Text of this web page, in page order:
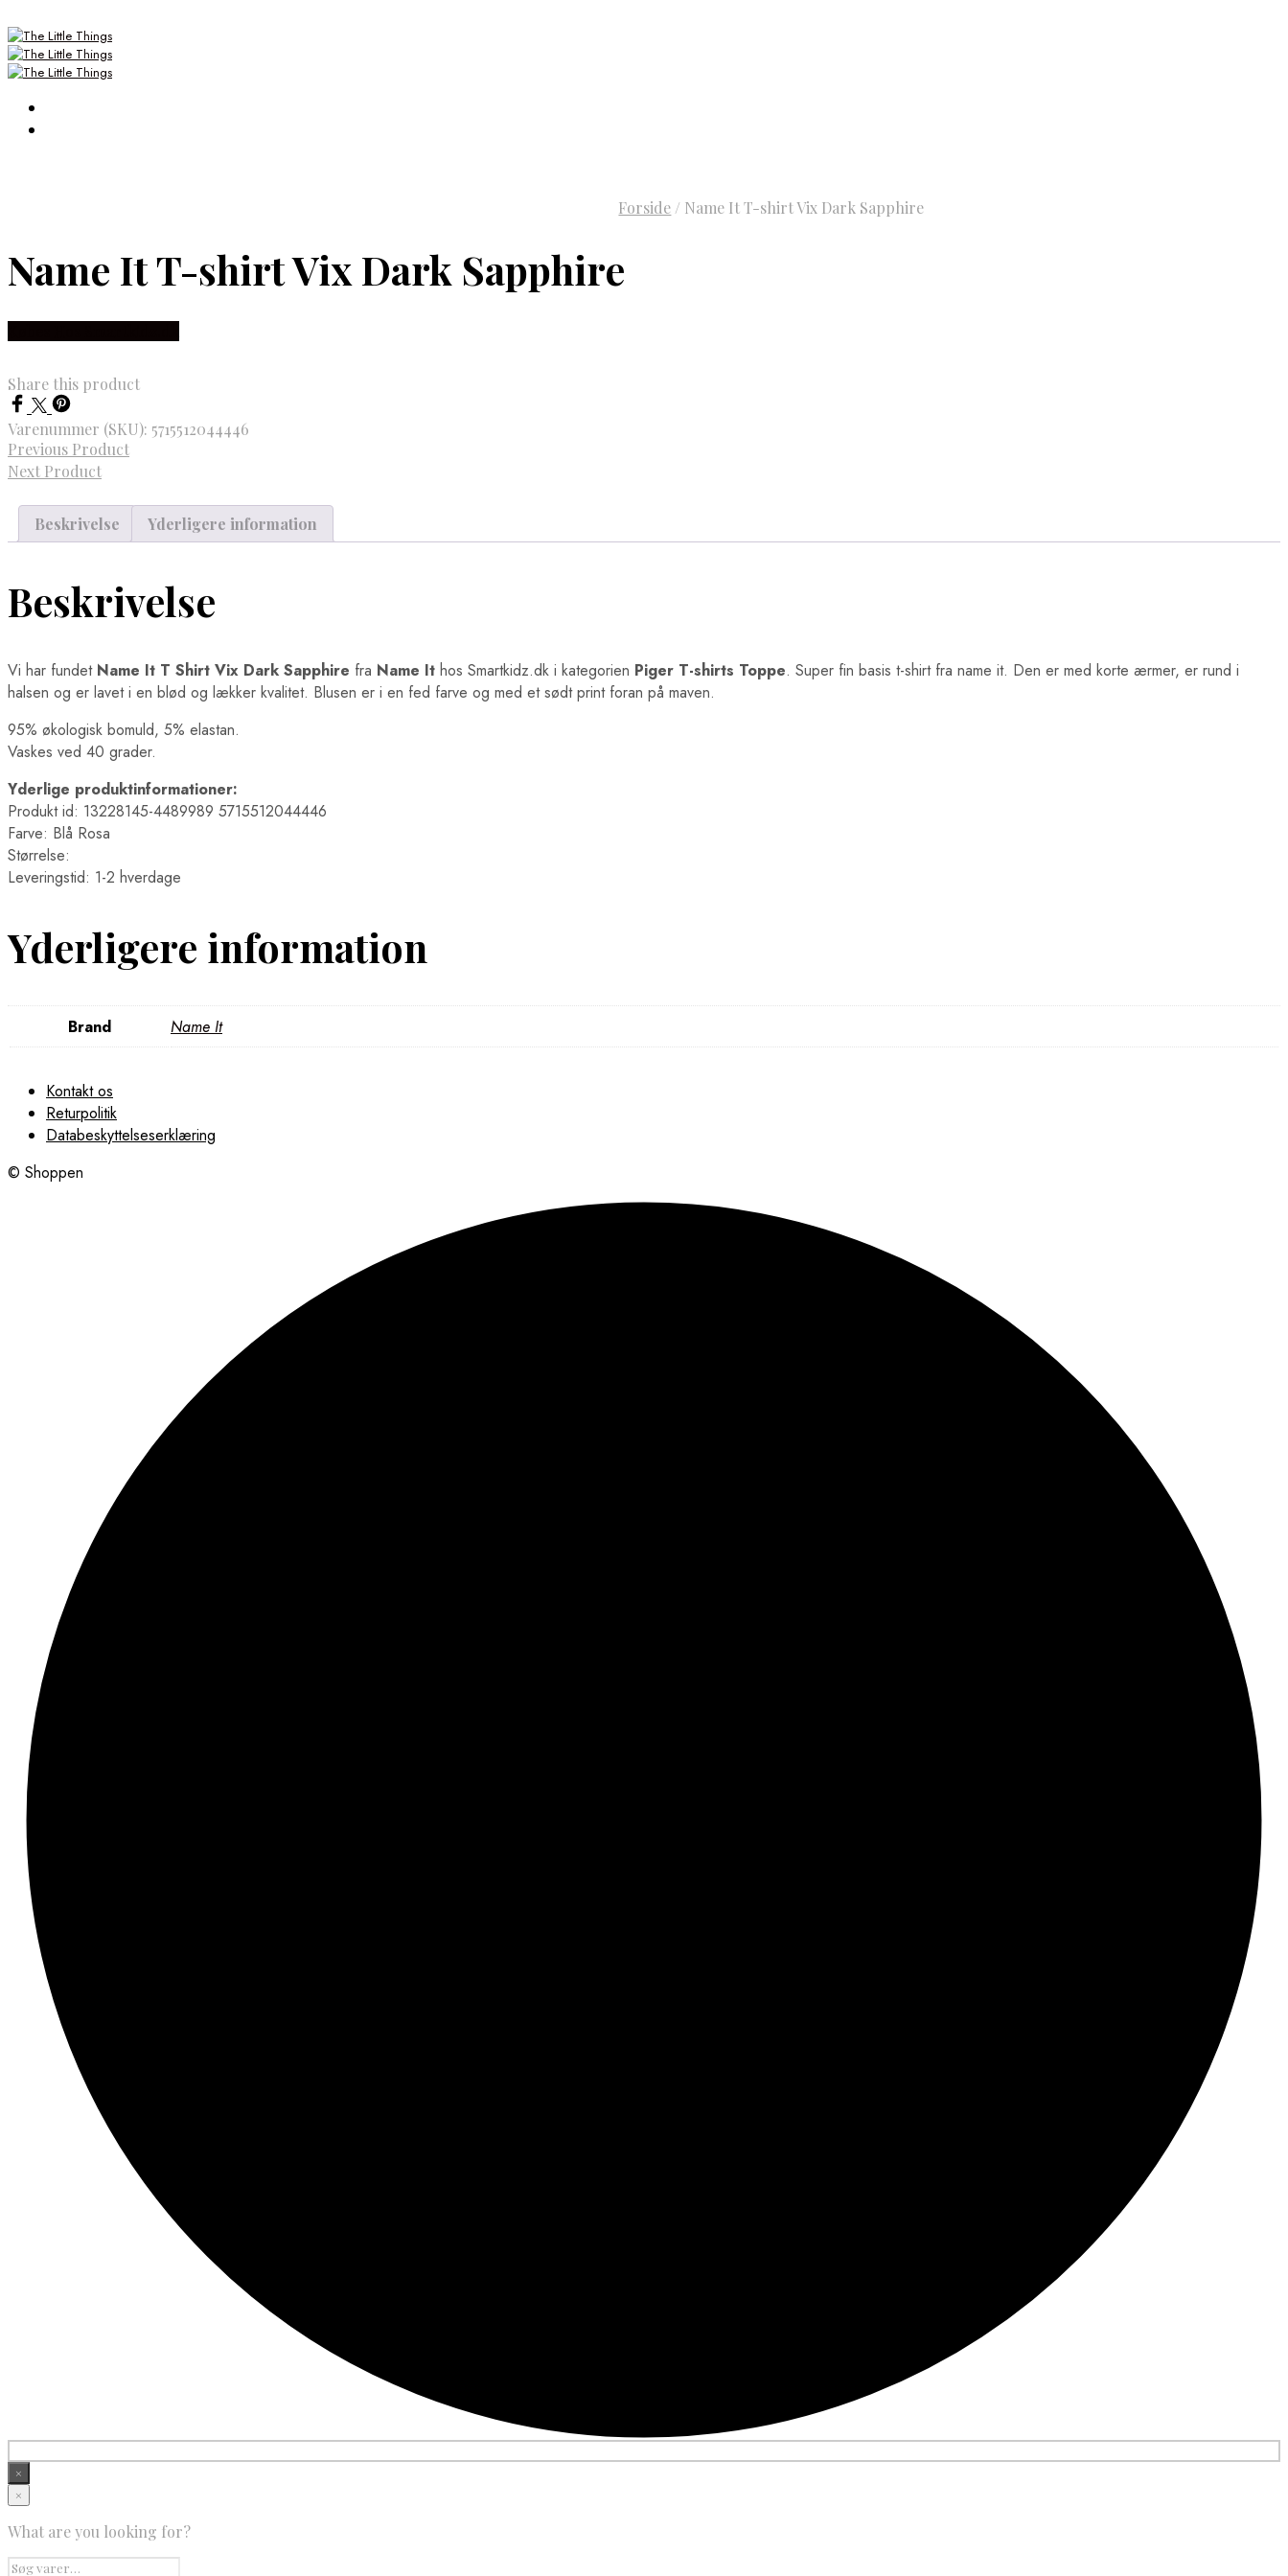
Forside / Name It T-shirt Vix Dark Sapphire
Name It T-shirt Vix Dark Sapphire
Share this product
Varenummer (SKU): 5715512044446
Previous Product
Next Product
Beskrivelse Yderligere information
Beskrivelse
Vi har fundet Name It T Shirt Vix Dark Sapphire fra Name It hos Smartkidz.dk i kategorien Piger T-shirts Toppe. Super fin basis t-shirt fra name it. Den er med korte ærmer, er rund i
halsen og er lavet i en blød og lækker kvalitet. Blusen er i en fed farve og med et sødt print foran på maven.
95% økologisk bomuld, 5% elastan.
Vaskes ved 40 grader.
Yderlige produktinformationer:
Produkt id: 13228145-4489989 5715512044446
Farve: Blå Rosa
Størrelse:
Leveringstid: 1-2 hverdage
Yderligere information
Brand Name It
Kontakt os
Returpolitik
Databeskyttelseserklæring
© Shoppen
×
×
What are you looking for?